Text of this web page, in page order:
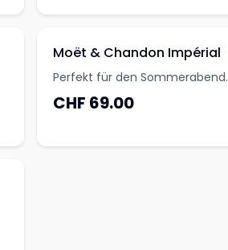
Moët & Chandon Impérial
Perfekt für den Sommerabend.
CHF 69.00